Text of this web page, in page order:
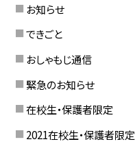
お知らせ
できごと
おしゃもじ通信
緊急のお知らせ
在校生・保護者限定
2021在校生・保護者限定